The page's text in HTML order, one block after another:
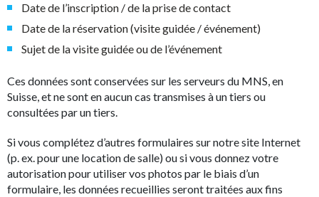
Date de l’inscription / de la prise de contact
Date de la réservation (visite guidée / événement)
Sujet de la visite guidée ou de l’événement
Ces données sont conservées sur les serveurs du MNS, en
Suisse, et ne sont en aucun cas transmises à un tiers ou
consultées par un tiers.
Si vous complétez d’autres formulaires sur notre site Internet
(p. ex. pour une location de salle) ou si vous donnez votre
autorisation pour utiliser vos photos par le biais d’un
formulaire, les données recueillies seront traitées aux fins